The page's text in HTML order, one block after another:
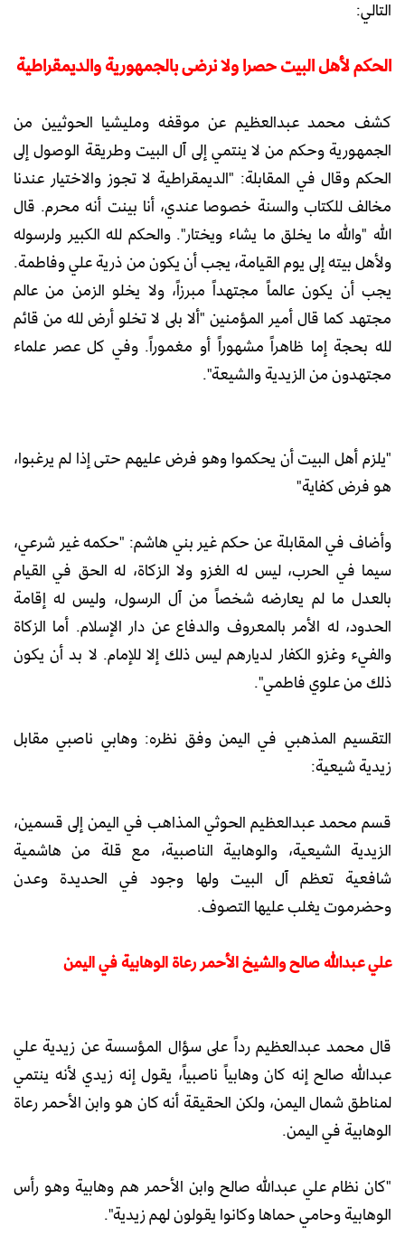
التالي:
الحكم لأهل البيت حصرا ولا نرضى بالجمهورية والديمقراطية
كشف محمد عبدالعظيم عن موقفه ومليشيا الحوثيين من
الجمهورية وحكم من لا ينتمي إلى آل البيت وطريقة الوصول إلى
الحكم وقال في المقابلة: "الديمقراطية لا تجوز والاختيار عندنا
مخالف للكتاب والسنة خصوصا عندي، أنا بينت أنه محرم. قال
الله "والله ما يخلق ما يشاء ويختار". والحكم لله الكبير ولرسوله
ولأهل بيته إلى يوم القيامة، يجب أن يكون من ذرية علي وفاطمة.
يجب أن يكون عالماً مجتهداً مبرزاً، ولا يخلو الزمن من عالم
مجتهد كما قال أمير المؤمنين "ألا بلى لا تخلو أرض لله من قائم
لله بحجة إما ظاهراً مشهوراً أو مغموراً. وفي كل عصر علماء
مجتهدون من الزيدية والشيعة".
"يلزم أهل البيت أن يحكموا وهو فرض عليهم حتى إذا لم يرغبوا،
هو فرض كفاية"
وأضاف في المقابلة عن حكم غير بني هاشم: "حكمه غير شرعي،
سيما في الحرب، ليس له الغزو ولا الزكاة، له الحق في القيام
بالعدل ما لم يعارضه شخصاً من آل الرسول، وليس له إقامة
الحدود، له الأمر بالمعروف والدفاع عن دار الإسلام. أما الزكاة
والفيء وغزو الكفار لديارهم ليس ذلك إلا للإمام. لا بد أن يكون
ذلك من علوي فاطمي".
التقسيم المذهبي في اليمن وفق نظره: وهابي ناصبي مقابل
زيدية شيعية:
قسم محمد عبدالعظيم الحوثي المذاهب في اليمن إلى قسمين،
الزيدية الشيعية، والوهابية الناصبية، مع قلة من هاشمية
شافعية تعظم آل البيت ولها وجود في الحديدة وعدن
وحضرموت يغلب عليها التصوف.
علي عبدالله صالح والشيخ الأحمر رعاة الوهابية في اليمن
قال محمد عبدالعظيم رداً على سؤال المؤسسة عن زيدية علي
عبدالله صالح إنه كان وهابياً ناصبياً، يقول إنه زيدي لأنه ينتمي
لمناطق شمال اليمن، ولكن الحقيقة أنه كان هو وابن الأحمر رعاة
الوهابية في اليمن.
"كان نظام علي عبدالله صالح وابن الأحمر هم وهابية وهو رأس
الوهابية وحامي حماها وكانوا يقولون لهم زيدية".